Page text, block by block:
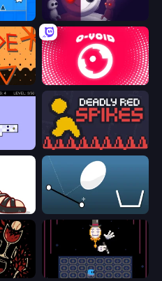
UVSU
O-VOID
Deadly Red Spikes
Bouncy Egg
Just One Boss